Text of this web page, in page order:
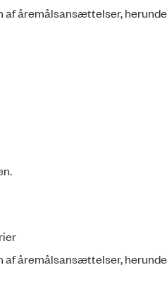
af åremålsansættelser,
af åremålsansættelser,